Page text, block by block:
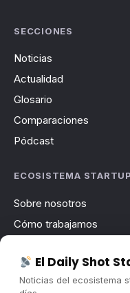
SECCIONES
Noticias
Actualidad
Glosario
Comparaciones
Pódcast
ECOSISTEMA STARTUP
Sobre nosotros
Cómo trabajamos
Contacto
Publicidad
El Daily Shot
Noticias del ecosistema